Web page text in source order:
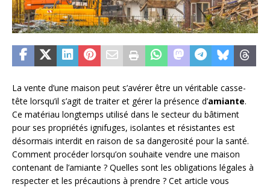
La vente d’une maison peut s’avérer être un véritable casse-
tête lorsqu’il s’agit de traiter et gérer la présence d’amiante.
Ce matériau longtemps utilisé dans le secteur du bâtiment
pour ses propriétés ignifuges, isolantes et résistantes est
désormais interdit en raison de sa dangerosité pour la santé.
Comment procéder lorsqu’on souhaite vendre une maison
contenant de l’amiante ? Quelles sont les obligations légales à
respecter et les précautions à prendre ? Cet article vous